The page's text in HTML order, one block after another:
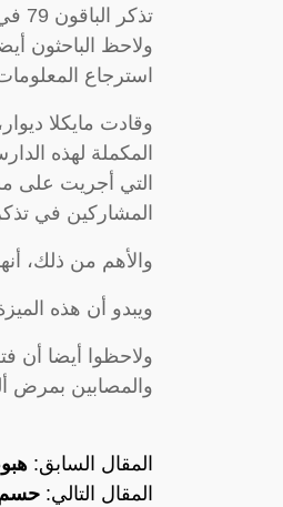
ولاحظ الباحثون
استرجاع المعلومات بعد فترة
وقادت مايكلا
المكملة لهذه
التي أجريت على
المشاركين في
والأهم من ذلك،
ويبدو أن هذه
ولاحظوا أيضا أن
والمصابين بمرض
المقال السابق:
المقال التالي: حسم